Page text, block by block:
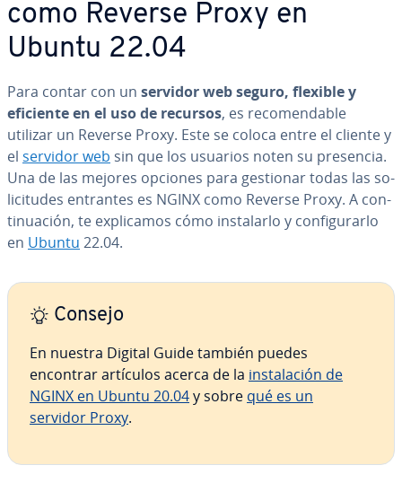
como Reverse Proxy en
Ubuntu 22.04
Para contar con un servidor web seguro, flexible y
eficiente en el uso de recursos, es re­co­me­n­da­ble
utilizar un Reverse Proxy. Este se coloca entre el cliente y
el servidor web sin que los usuarios noten su presencia.
Una de las mejores opciones para gestionar todas las so­
li­ci­tu­des entrantes es NGINX como Reverse Proxy. A co­n­
ti­nua­ción, te ex­pli­ca­mos cómo in­s­ta­lar­lo y co­n­fi­gu­rar­lo
en Ubuntu 22.04.
Consejo
En nuestra Digital Guide también puedes
encontrar artículos acerca de la in­s­ta­la­ción de
NGINX en Ubuntu 20.04y sobre qué es un
servidor Proxy.